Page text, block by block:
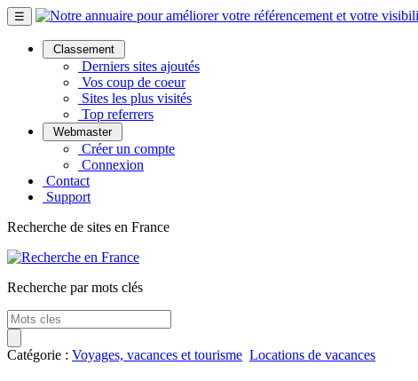
☰
Classement
Derniers sites ajoutés
Vos coup de coeur
Sites les plus visités
Top referrers
Webmaster
Créer un compte
Connexion
Contact
Support
Recherche de sites en France
Recherche par mots clés
Catégorie : Voyages, vacances et tourisme Locations de vacances